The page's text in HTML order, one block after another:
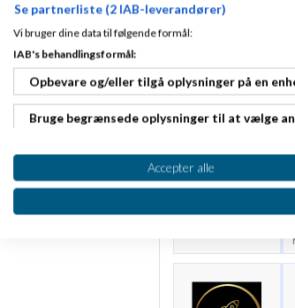
Fra 3210 Vejby
Tilmeldt 2. Mar
Indlæg ialt:
46832
Se partnerliste (2 IAB-leverandører)
Vi bruger dine data til følgende formål:
IAB's behandlingsformål:
Opbevare og/eller tilgå oplysninger på en
Bruge begrænsede oplysninger til at vælge
Oprette profiler til tilpasset annoncering
Bruge profiler til at vælge tilpasset
Bruge profiler til at vælge tilpasset indhold
Måle annonceringseffektivitet
Accepter alle